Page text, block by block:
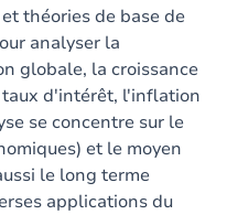
théories de base de
analyser la
globale, la croissance
taux d'intérêt, l'inflation
se concentre sur le
et le moyen
le long terme
applications du